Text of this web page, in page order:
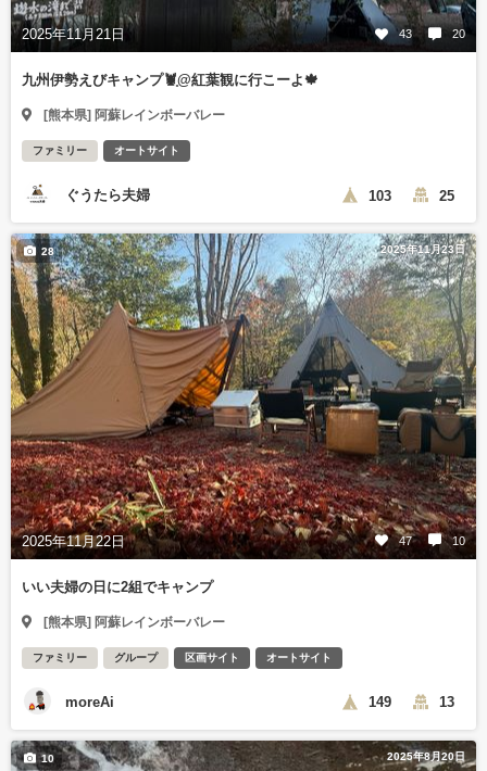
2025年11月21日 43 20
九州伊勢えびキャンプ🦞̥@紅葉観に行こーよ🍁
[熊本県] 阿蘇レインボーバレー
ファミリー オートサイト
ぐうたら夫婦 103 25
2025年11月23日
2025年11月22日 47 10
28
いい夫婦の日に2組でキャンプ
[熊本県] 阿蘇レインボーバレー
ファミリー グループ 区画サイト オートサイト
moreAi 149 13
2025年8月20日
10